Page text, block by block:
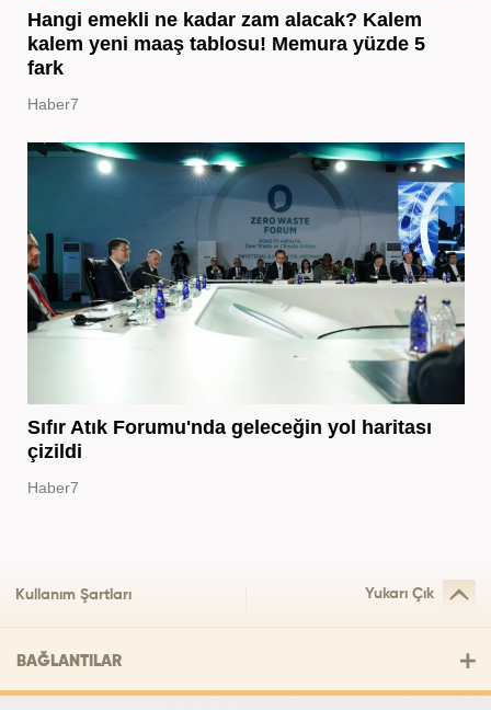
Hangi emekli ne kadar zam alacak? Kalem
kalem yeni maaş tablosu! Memura yüzde 5
fark
Haber7
Sıfır Atık Forumu'nda geleceğin yol haritası
çizildi
Haber7
Kullanım Şartları Yukarı Çık
BAĞLANTILAR